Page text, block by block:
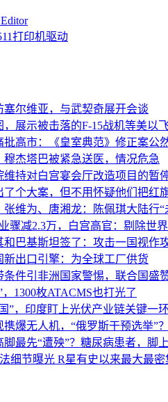
打印机驱动
塞尔维亚，与武契奇展开会谈
，展示被击落的F-15战机等美以
批高市：《皇室典范》修正案公
穆杰塔巴被紧急送医，情况危急
维持对白宫宴会厅改造项目的暂
了个大案，但不用怀疑他们把红
张维为、唐湘龙：陈佩琪大陆行
骤减2.3万，白宫高官：剔除世
和巴基斯坦签了：攻击一国视作
新出口引擎：为全球工厂供货
条件引非洲国家警惕，联合国盛
，1300枚ATACMS也打光了
”，印度盯上光伏产业链关键一环
爆无人机，“俄罗斯干预选举”？
脚最先“遭殃”？糖尿病患者，脚
法细节曝光 R星有史以来最大最密